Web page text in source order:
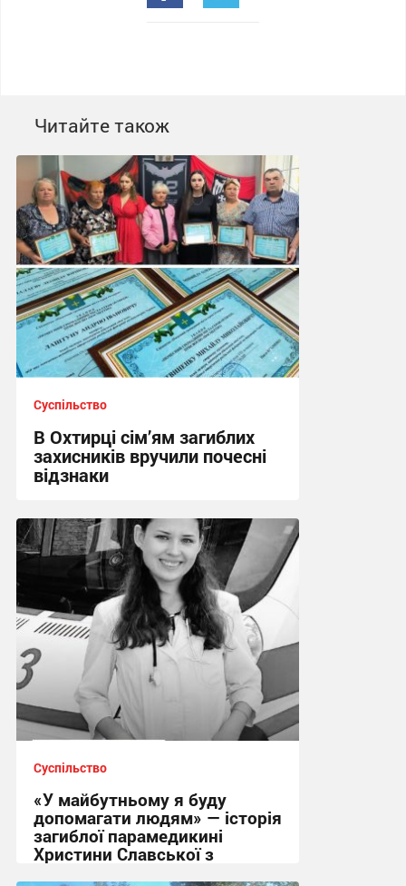
Читайте також
Суспільство
В Охтирці сім’ям загиблих
захисників вручили почесні
відзнаки
17:09 вчора
Суспільство
«У майбутньому я буду
допомагати людям» — історія
загиблої парамедикині
Христини Славської з